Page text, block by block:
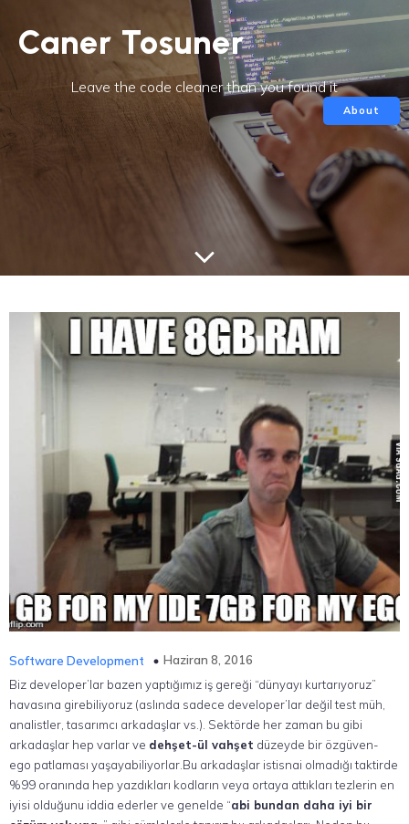
Caner Tosuner
Leave the code cleaner than you found it
About
Software Development
Haziran 8, 2016
Biz developer’lar bazen yaptığımız iş gereği “dünyayı kurtarıyoruz”
havasına girebiliyoruz (aslında sadece developer’lar değil test müh,
analistler, tasarımcı arkadaşlar vs.). Sektörde her zaman bu gibi
arkadaşlar hep varlar ve dehşet-ül vahşet düzeyde bir özgüven-
ego patlaması yaşayabiliyorlar.Bu arkadaşlar istisnai olmadığı taktirde
%99 oranında hep yazdıkları kodların veya ortaya attıkları tezlerin en
iyisi olduğunu iddia ederler ve genelde “abi bundan daha iyi bir